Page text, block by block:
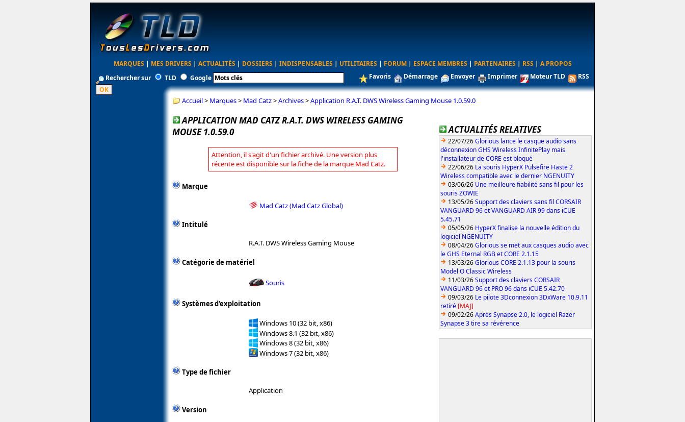
MARQUES | MES DRIVERS | ACTUALITÉS | DOSSIERS | INDISPENSABLES | UTILITAIRES | FORUM | ESPACE MEMBRES | PARTENAIRES | RSS | A PROPOS
Rechercher sur
TLD Google Favoris Démarrage Envoyer Imprimer Moteur TLD RSS
Accueil> Marques> Mad Catz>Archives>Application R.A.T. DWS Wireless Gaming Mouse 1.0.59.0
APPLICATION MAD CATZ R.A.T. DWS WIRELESS GAMING
MOUSE 1.0.59.0
Attention, il s'agit d'un fichier archivé. Une version plus
récente est disponible sur la fiche de la marque Mad Catz.
Marque
Mad Catz (Mad Catz Global)
Intitulé
R.A.T. DWS Wireless Gaming Mouse
Catégorie de matériel
Souris
Systèmes d'exploitation
Windows 10 (32 bit, x86)
Windows 8.1 (32 bit, x86)
Windows 8 (32 bit, x86)
Windows 7 (32 bit, x86)
Type de fichier
Application
Version
ACTUALITÉS RELATIVES
22/07/26Glorious lance le casque audio sans
déconnexion GHS Wireless InfinitePlay mais
l'installateur de CORE est bloqué
22/06/26 La souris HyperX Pulsefire Haste 2
Wireless compatible avec le dernier NGENUITY
03/06/26 Une meilleure fiabilité sans fil pour les
souris ZOWIE
13/05/26Support des claviers sans fil CORSAIR
VANGUARD 96 et VANGUARD AIR 99 dans iCUE
5.45.71
05/05/26 HyperX finalise la nouvelle édition du
logiciel NGENUITY
08/04/26Glorious se met aux casques audio avec
le GHS Eternal RGB et CORE 2.1.15
13/03/26Glorious CORE 2.1.13 pour la souris
Model O Classic Wireless
11/03/26Support des claviers CORSAIR
VANGUARD 96 et PRO 96 dans iCUE 5.42.70
09/03/26 Le pilote 3Dconnexion 3DxWare 10.9.11
retiré [MAJ]
09/02/26Après Synapse 2.0, le logiciel Razer
Synapse 3 tire sa révérence